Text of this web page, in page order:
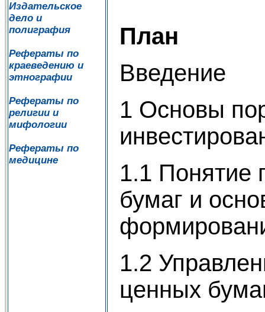
Издательское
дело и
полиграфия
Рефераты по
краеведению и
этнографии
Рефераты по
религии и
мифологии
Рефераты по
медицине
План
Введение
1 Основы
1.1 Понятие
бумаг и
1.2
ценных